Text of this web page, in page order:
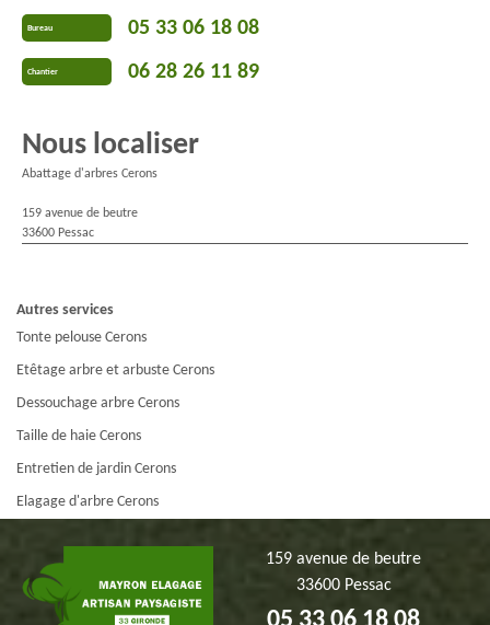
Bureau 05 33 06 18 08
Chantier 06 28 26 11 89
Nous localiser
Abattage d'arbres Cerons
159 avenue de beutre
33600 Pessac
Autres services
Tonte pelouse Cerons
Etêtage arbre et arbuste Cerons
Dessouchage arbre Cerons
Taille de haie Cerons
Entretien de jardin Cerons
Elagage d'arbre Cerons
159 avenue de beutre
33600 Pessac